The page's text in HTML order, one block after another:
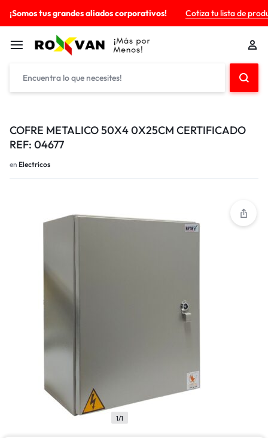
¡Somos tus grandes aliados corporativos! Cotiza tu lista de
COFRE METALICO 50X4 0X25CM CERTIFICADO
REF: 04677
en Electricos
1/1